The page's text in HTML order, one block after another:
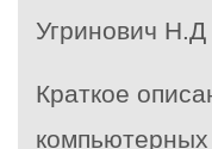
Угринович Н.Д
Краткое